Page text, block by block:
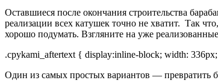
Оставшиеся после окончания строительства
реализации всех катушек точно не хватит. Так
хорошо подумать. Взгляните на уже
.cpykami_aftertext { display:inline-block; width:
Один из самых простых вариантов — превратить